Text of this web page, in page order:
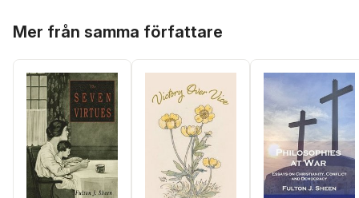
Mer från samma författare